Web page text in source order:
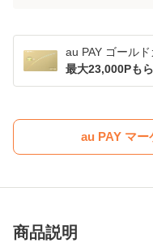
au PAY ゴール
最大23,000Pも
au PAY マー
商品説明